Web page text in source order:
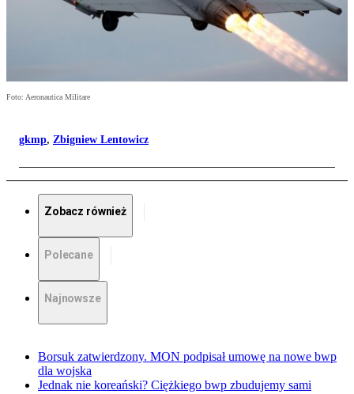
Foto: Aeronautica Militare
gkmp, Zbigniew Lentowicz
Zobacz również
Polecane
Najnowsze
Borsuk zatwierdzony. MON podpisał umowę na nowe bwp
dla wojska
Jednak nie koreański? Ciężkiego bwp zbudujemy sami